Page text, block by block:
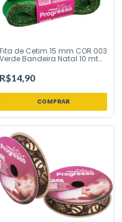
Fita de Cetim 15 mm COR 003
Verde Bandeira Natal 10 mt
Festa Loja
R$14,90